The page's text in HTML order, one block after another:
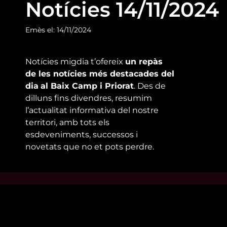
Notícies 14/11/2024
Emès el: 14/11/2024
Notícies migdia t’ofereix un repàs
de les notícies més destacades del
dia al Baix Camp i Priorat. Des de
dilluns fins divendres, resumim
l’actualitat informativa del nostre
territori, amb tots els
esdeveniments, successos i
novetats que no et pots perdre.